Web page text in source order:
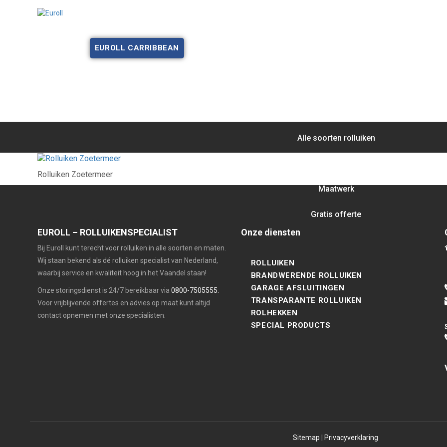
EUROLL CARRIBBEAN
Alle soorten rolluiken
Maatwerk
Gratis offerte
Rolluiken Zoetermeer
EUROLL – ROLLUIKENSPECIALIST
Bij Euroll kunt terecht voor rolluiken in alle soorten en maten.
Wij staan bekend als dé rolluiken specialist van Nederland,
waarbij service en kwaliteit hoog in het Vaandel staan!
Onze storingsdienst is 24/7 bereikbaar via 0800-7505555.
Voor vrijblijvende offertes en advies op maat kunt altijd
contact opnemen met onze specialisten.
Onze diensten
ROLLUIKEN
BRANDWERENDE ROLLUIKEN
GARAGE AFSLUITINGEN
TRANSPARANTE ROLLUIKEN
ROLHEKKEN
SPECIAL PRODUCTS
Sitemap Privacyverklaring